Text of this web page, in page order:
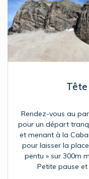
Tête
Rendez-vous au
pour un départ
et menant à la
pour laisser la
pentu » sur 300m
Petite pause